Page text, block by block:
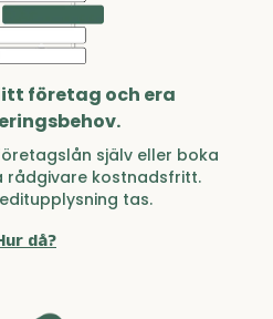
företag och era
själv eller boka
rådgivare kostnadsfritt.
tas.
då?